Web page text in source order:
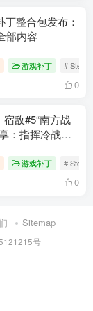
丁整合包发布：
部内容
游戏补丁 #
0
宿敌#5“南方战
：指挥冷战南
游戏补丁 #
0
Sitemap
号